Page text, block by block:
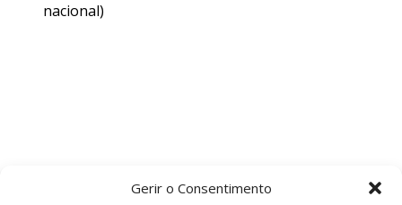
Gerir o Consentimento
nacional)